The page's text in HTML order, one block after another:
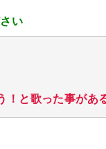
い
！と歌った事があ